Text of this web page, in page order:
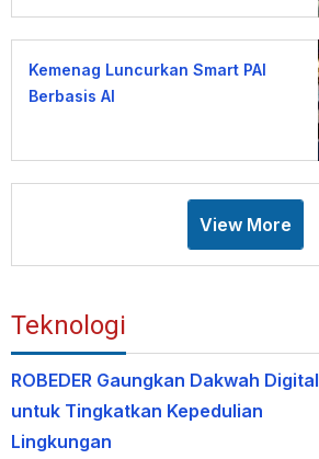
Kemenag Luncurkan Smart PAI
Berbasis AI
View More
Teknologi
ROBEDER Gaungkan Dakwah Digital
untuk Tingkatkan Kepedulian
Lingkungan